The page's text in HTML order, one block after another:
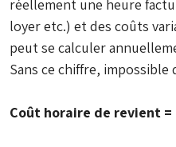
réellement une heure
loyer etc.) et des coûts
peut se calculer
Sans ce chiffre,
Coût horaire de revient